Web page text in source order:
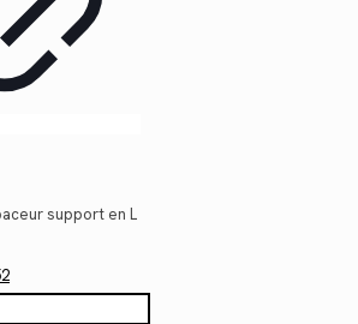
support en L
Le
prix